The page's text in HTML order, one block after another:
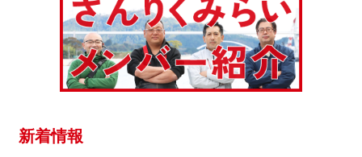
新着情報